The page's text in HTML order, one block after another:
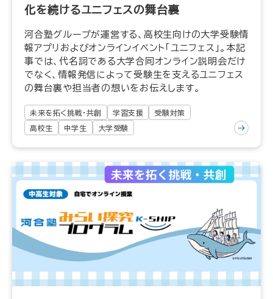
化を続けるユニフェスの舞台裏
河合塾グループが運営する、高校生向けの大学受験情
報アプリおよびオンラインイベント「ユニフェス」。本記
事では、代名詞である大学合同オンライン説明会だけ
でなく、情報発信によって受験生を支えるユニフェス
の舞台裏や担当者の想いをお伝えします。
未来を拓く挑戦・共創 学習支援 受験対策
高校生 中学生 大学受験